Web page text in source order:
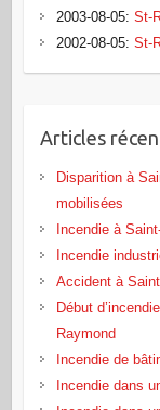
2003-08-05: St-
2002-08-05: St-
Articles
Disparition à
mobilisées
Incendie à
Incendie
Accident à
Début
Raymond
Incendie de
Incendie dans